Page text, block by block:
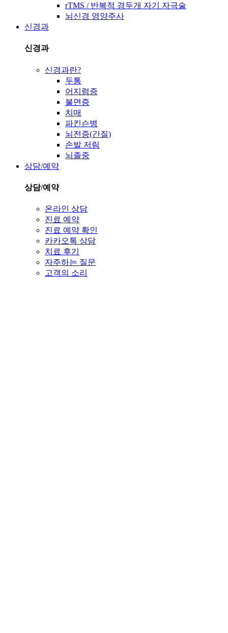
rTMS / 반복적 경두개 자기 자극술
뇌신경 영양주사
신경과
신경과
신경과란?
두통
어지럼증
불면증
치매
파킨슨병
뇌전증(간질)
손발 저림
뇌졸중
상담/예약
상담/예약
온라인 상담
진료 예약
진료 예약 확인
카카오톡 상담
치료 후기
자주하는 질문
고객의 소리